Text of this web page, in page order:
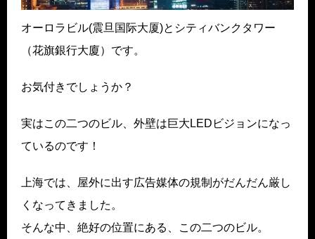
オーロラビル(震旦国际大厦)とシティバンクタワー
（花旗銀行大廈）です。
お気付きでしょうか？
実はこの二つのビル、外壁は巨大LEDビジョンになっ
ているのです！
上海では、屋外に出す広告媒体の規制がだんだん厳し
くなってきました。
そんな中、絶好の位置にある、この二つのビル。